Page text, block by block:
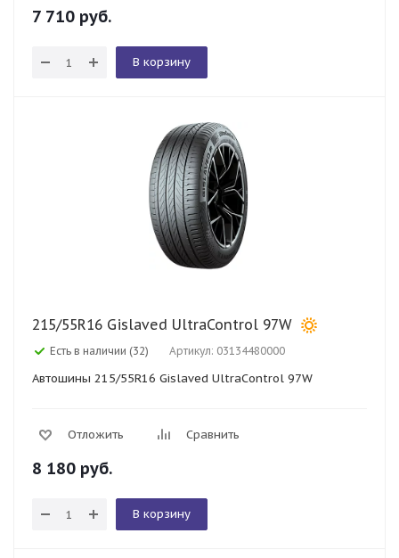
7 710 руб.
В корзину
215/55R16 Gislaved UltraControl 97W
Есть в наличии (32) Артикул: 03134480000
Автошины 215/55R16 Gislaved UltraControl 97W
Отложить Сравнить
8 180 руб.
В корзину